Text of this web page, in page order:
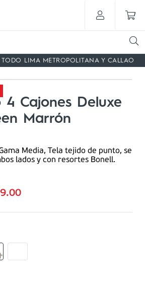
TODO LIMA METROPOLITANA Y CALLAO
4 Cajones Deluxe
Marrón
Media, Tela tejido de punto, se
lados y con resortes Bonell.
.00